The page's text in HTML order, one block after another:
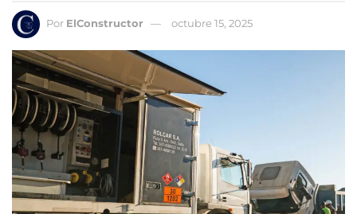
Por ElConstructor octubre 15, 2025